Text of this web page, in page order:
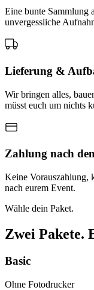
Eine bunte Sammlung
unvergessliche
Lieferung &
Wir bringen alles,
müsst euch um nichts
Zahlung nach
Keine Vorauszahlung,
nach eurem Event.
Wähle dein Paket.
Zwei Pakete.
Basic
Ohne Fotodrucker